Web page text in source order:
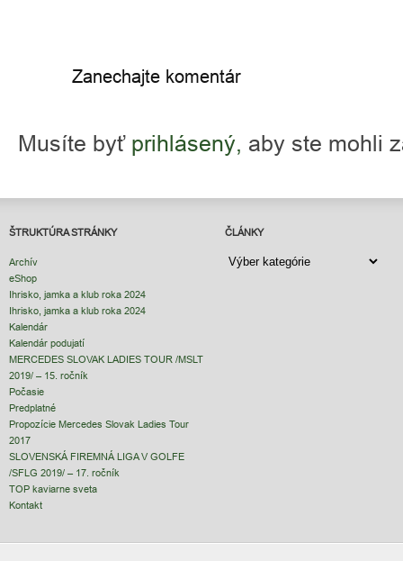
Zanechajte komentár
Musíte byť prihlásený, aby ste mohli
ŠTRUKTÚRA STRÁNKY
Archív
eShop
Ihrisko, jamka a klub roka 2024
Ihrisko, jamka a klub roka 2024
Kalendár
Kalendár podujatí
MERCEDES SLOVAK LADIES TOUR /MSLT
2019/ – 15. ročník
Počasie
Predplatné
Propozície Mercedes Slovak Ladies Tour
2017
SLOVENSKÁ FIREMNÁ LIGA V GOLFE
/SFLG 2019/ – 17. ročník
TOP kaviarne sveta
Kontakt
ČLÁNKY
ČLÁNKY